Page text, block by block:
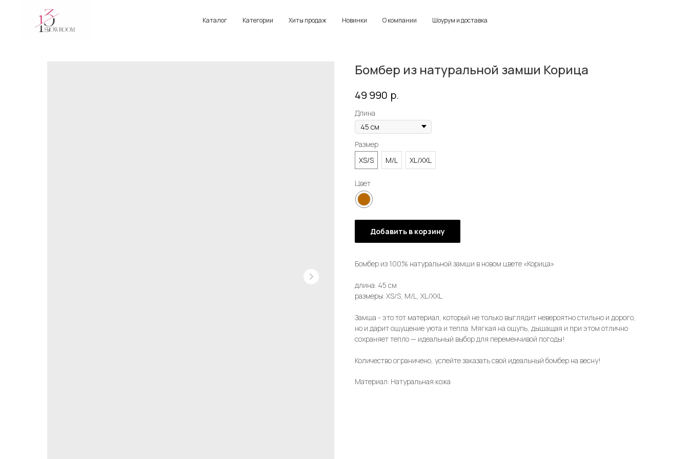
Каталог Категории Хиты продаж Новинки О компании Шоурум и доставка
Бомбер из натуральной замши Корица
49 990 р.
Длина
Размер
XS/S
M/L XL/XXL
Цвет
Добавить в корзину
Бомбер из 100% натуральной замши в новом цвете «Корица»
длина: 45 см
размеры: XS/S, M/L, XL/XXL
Замша - это тот материал, который не только выглядит невероятно стильно и дорого,
но и дарит ощущение уюта и тепла. Мягкая на ощупь, дышащая и при этом отлично
сохраняет тепло — идеальный выбор для переменчивой погоды!
Количество ограничено, успейте заказать свой идеальный бомбер на весну!
Материал: Натуральная кожа